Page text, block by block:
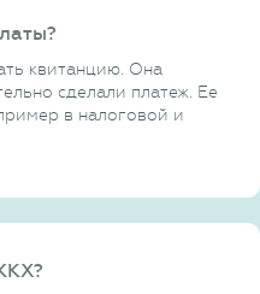
квитанцию. Она
сделали платеж. Ее
в налоговой и